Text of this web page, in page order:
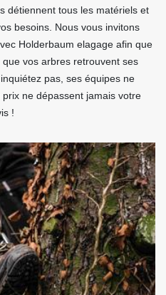
détiennent tous les matériels et
besoins. Nous vous invitons
Holderbaum elagage afin que
vos arbres retrouvent ses
pas, ses équipes ne
ne dépassent jamais votre
!